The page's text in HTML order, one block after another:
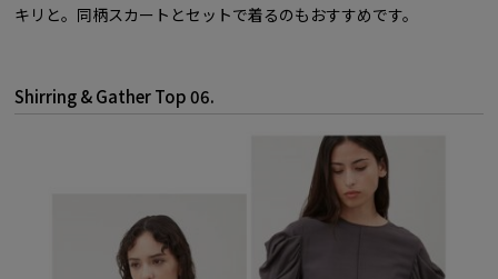
キリと。同柄スカートとセットで着るのもおすすめです。
Shirring & Gather Top 06.